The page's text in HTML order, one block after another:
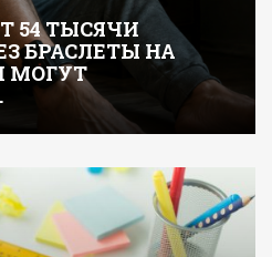
54 ТЫСЯЧИ
БРАСЛЕТЫ НА
МОГУТ